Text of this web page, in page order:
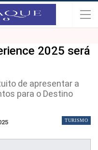
2025 será
de apresentar a
para o Destino
TURISMO